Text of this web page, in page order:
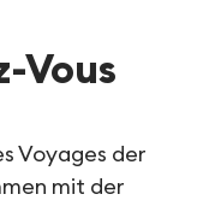
Vous
Voyages der
mit der